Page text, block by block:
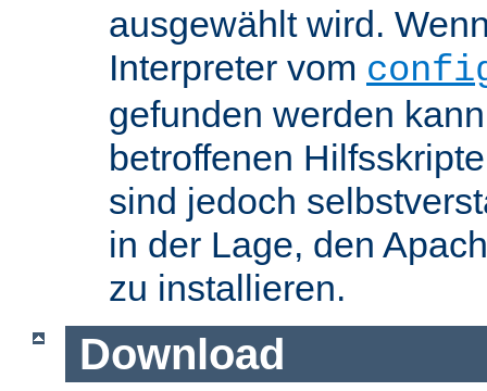
ausgewählt wird.
Interpreter vom
gefunden werden
betroffenen
sind jedoch
in der Lage, den
zu installieren.
Download